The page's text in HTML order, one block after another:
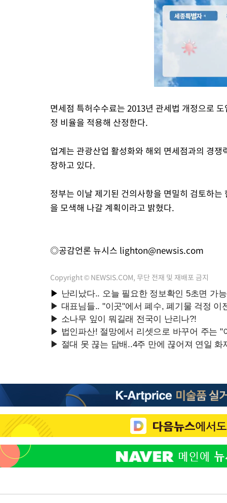
면세점 특허수수료는 2013년 관세법 개정으로
정 비율을 적용해 산정한다.
업계는 관광산업 활성화와 해외 면세점과의 경
장하고 있다.
정부는 이날 제기된 건의사항을 면밀히 검토하
을 모색해 나갈 계획이라고 밝혔다.
◎공감언론 뉴시스 lighton@newsis.com
Copyright © NEWSIS.COM, 무단 전재 및 재배포 금지